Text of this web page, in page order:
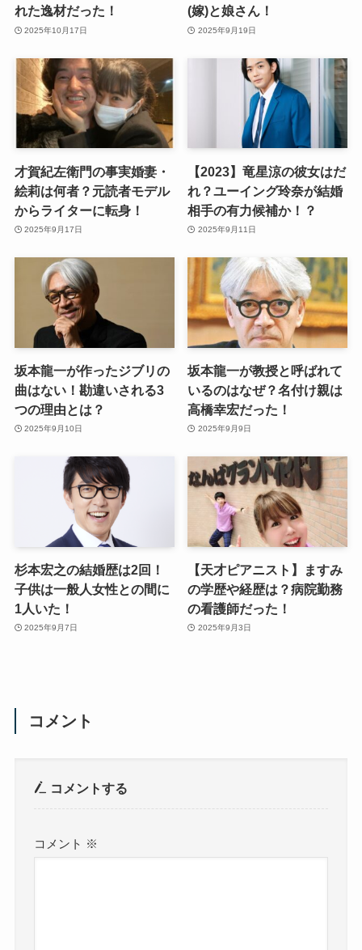
れた逸材だった！
2025年10月17日
(嫁)と娘さん！
2025年9月19日
才賀紀左衛門の事実婚妻・
絵莉は何者？元読者モデル
からライターに転身！
2025年9月17日
【2023】竜星涼の彼女はだ
れ？ユーイング玲奈が結婚
相手の有力候補か！？
2025年9月11日
坂本龍一が作ったジブリの
曲はない！勘違いされる3
つの理由とは？
2025年9月10日
坂本龍一が教授と呼ばれて
いるのはなぜ？名付け親は
高橋幸宏だった！
2025年9月9日
杉本宏之の結婚歴は2回！
子供は一般人女性との間に
1人いた！
2025年9月7日
【天才ピアニスト】ますみ
の学歴や経歴は？病院勤務
の看護師だった！
2025年9月3日
コメント
コメントする
コメント ※